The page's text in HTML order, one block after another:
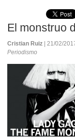
El monstruo
Cristian Ruiz
| 21/02/
Periodismo